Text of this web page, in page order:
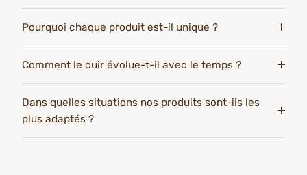
Pourquoi chaque produit est-il unique ?
Comment le cuir évolue-t-il avec le temps ?
Dans quelles situations nos produits sont-ils les
plus adaptés ?